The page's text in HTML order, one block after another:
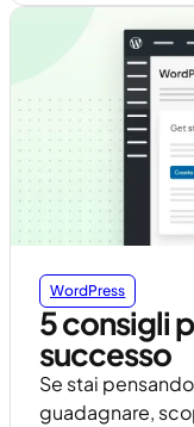
WordPress
5 consigli
successo
Se stai
guadagnare,